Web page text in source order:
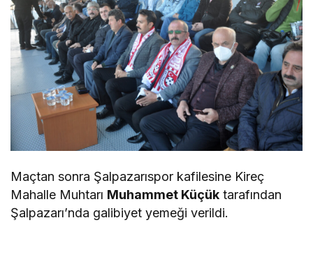
Maçtan sonra Şalpazarıspor kafilesine Kireç
Mahalle Muhtarı Muhammet Küçük tarafından
Şalpazarı’nda galibiyet yemeği verildi.